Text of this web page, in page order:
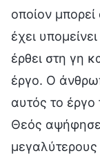
οποίον
έχει
έρθει στη γη
έργο. Ο
αυτός το έργο
Θεός αψήφησε